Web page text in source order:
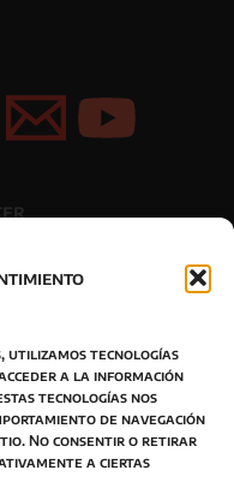
utilizamos tecnologías
a la información
tecnologías nos
de navegación
No consentir o retirar
a ciertas